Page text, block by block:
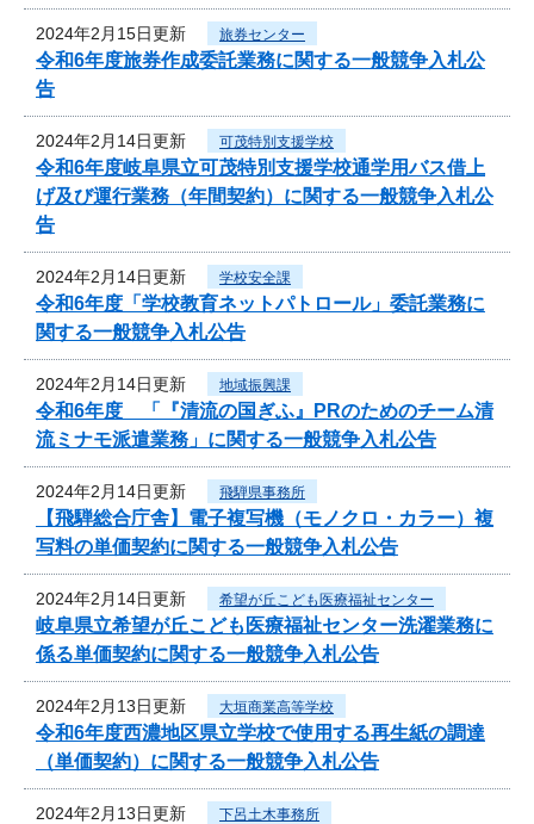
2024年2月15日更新 旅券センター
令和6年度旅券作成委託業務に関する一般競争入札公
告
2024年2月14日更新 可茂特別支援学校
令和6年度岐阜県立可茂特別支援学校通学用バス借上
げ及び運行業務（年間契約）に関する一般競争入札公
告
2024年2月14日更新 学校安全課
令和6年度「学校教育ネットパトロール」委託業務に
関する一般競争入札公告
2024年2月14日更新 地域振興課
令和6年度 「『清流の国ぎふ』PRのためのチーム清
流ミナモ派遣業務」に関する一般競争入札公告
2024年2月14日更新 飛騨県事務所
【飛騨総合庁舎】電子複写機（モノクロ・カラー）複
写料の単価契約に関する一般競争入札公告
2024年2月14日更新 希望が丘こども医療福祉センター
岐阜県立希望が丘こども医療福祉センター洗濯業務に
係る単価契約に関する一般競争入札公告
2024年2月13日更新 大垣商業高等学校
令和6年度西濃地区県立学校で使用する再生紙の調達
（単価契約）に関する一般競争入札公告
2024年2月13日更新 下呂土木事務所